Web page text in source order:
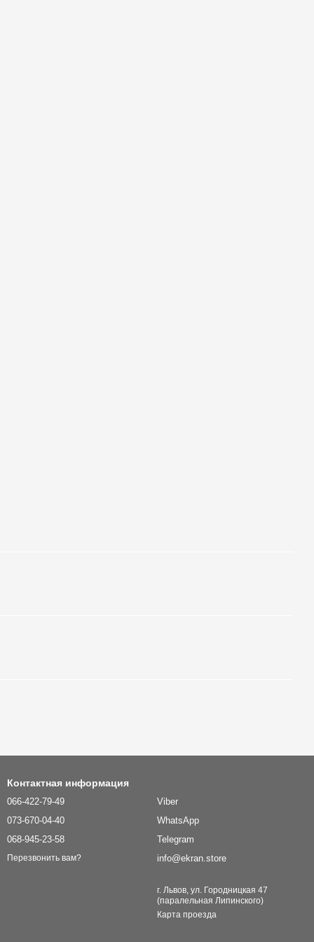
Контактная информация
066-422-79-49
073-670-04-40
068-945-23-58
Перезвонить вам?
Viber
WhatsApp
Telegram
info@ekran.store
г. Львов, ул. Городницкая 47
(паралельная Липинского)
Карта проезда